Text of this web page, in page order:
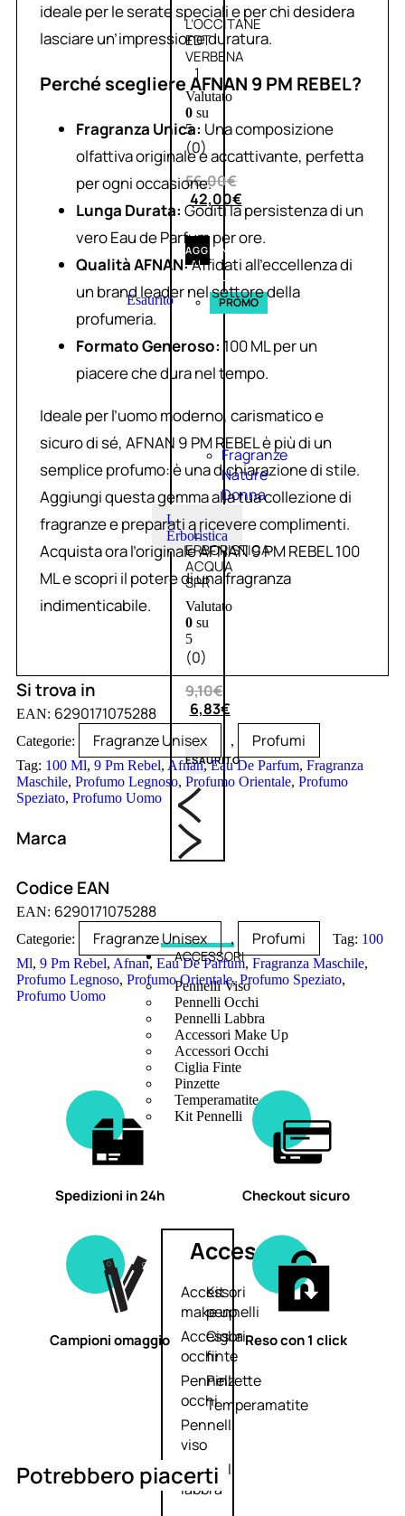
L’OCCITANE
EDT
VERBENA
1
Valutato
0su
5
(0)
56,00€
42,00€
AGGIUNGI
AL
CARRELLO
Esaurito PROMO
Fragranze
Nature
Donna
L
Erboristica
L’
ERBORISTICA
ACQUA
SPR
Valutato
0su
5
(0)
9,10€
6,83€
ESAURITO
ACCESSORI
Pennelli Viso
Pennelli Occhi
Pennelli Labbra
Accessori Make Up
Accessori Occhi
Ciglia Finte
Pinzette
Temperamatite
Kit Pennelli
Accessori
Accessori
make up
Accessori
occhi
Pennelli
occhi
Pennelli
viso
Pennelli
labbra
Kit
pennelli
Ciglia
finte
Pinzette
Temperamatite
ideale per le serate speciali e per chi desidera
lasciare un’impressione duratura.
Perché scegliere AFNAN 9 PM REBEL?
Fragranza Unica: Una composizione
olfattiva originale e accattivante, perfetta
per ogni occasione.
Lunga Durata: Goditi la persistenza di un
vero Eau de Parfum per ore.
Qualità AFNAN:Affidati all’eccellenza di
un brand leader nel settore della
profumeria.
Formato Generoso: 100 ML per un
piacere che dura nel tempo.
Ideale per l’uomo moderno, carismatico e
sicuro di sé, AFNAN 9 PM REBEL è più di un
semplice profumo: è una dichiarazione di stile.
Aggiungi questa gemma alla tua collezione di
fragranze e preparati a ricevere complimenti.
Acquista ora l’originale AFNAN 9 PM REBEL 100
ML e scopri il potere di una fragranza
indimenticabile.
Si trova in
EAN: 6290171075288
Categorie: Fragranze Unisex , Profumi
Tag: 100 Ml, 9 Pm Rebel, Afnan,Eau De Parfum, Fragranza
Maschile, Profumo Legnoso, Profumo Orientale, Profumo
Speziato, Profumo Uomo
Marca
Codice EAN
EAN: 6290171075288
Categorie: Fragranze Unisex , Profumi Tag: 100
Ml, 9 Pm Rebel, Afnan, Eau De Parfum, Fragranza Maschile,
Profumo Legnoso, Profumo Orientale,Profumo Speziato,
Profumo Uomo
Spedizioni in 24h Checkout sicuro
Campioni omaggio Reso con 1 click
Potrebbero piacerti